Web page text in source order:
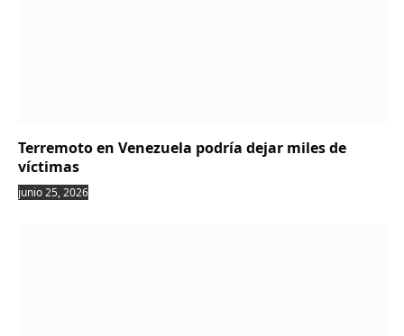
Terremoto en Venezuela podría dejar miles de
víctimas
junio 25, 2026